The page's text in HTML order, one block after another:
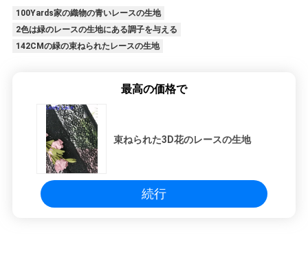
100Yards家の織物の青いレースの生地
2色は緑のレースの生地にある調子を与える
142CMの緑の束ねられたレースの生地
最高の価格で
束ねられた3D花のレースの生地
続行